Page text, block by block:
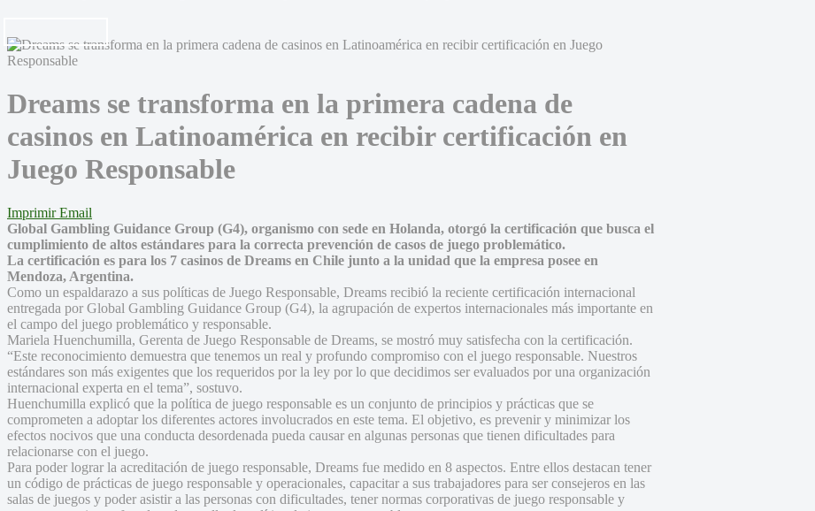
Dreams se transforma en la primera cadena de
casinos en Latinoamérica en recibir certificación en
Juego Responsable
Imprimir Email
Global Gambling Guidance Group (G4), organismo con sede en Holanda, otorgó la certificación que busca el
cumplimiento de altos estándares para la correcta prevención de casos de juego problemático.
La certificación es para los 7 casinos de Dreams en Chile junto a la unidad que la empresa posee en
Mendoza, Argentina.
Como un espaldarazo a sus políticas de Juego Responsable, Dreams recibió la reciente certificación internacional
entregada por Global Gambling Guidance Group (G4), la agrupación de expertos internacionales más importante en
el campo del juego problemático y responsable.
Mariela Huenchumilla, Gerenta de Juego Responsable de Dreams, se mostró muy satisfecha con la certificación.
“Este reconocimiento demuestra que tenemos un real y profundo compromiso con el juego responsable. Nuestros
estándares son más exigentes que los requeridos por la ley por lo que decidimos ser evaluados por una organización
internacional experta en el tema”, sostuvo.
Huenchumilla explicó que la política de juego responsable es un conjunto de principios y prácticas que se
comprometen a adoptar los diferentes actores involucrados en este tema. El objetivo, es prevenir y minimizar los
efectos nocivos que una conducta desordenada pueda causar en algunas personas que tienen dificultades para
relacionarse con el juego.
Para poder lograr la acreditación de juego responsable, Dreams fue medido en 8 aspectos. Entre ellos destacan tener
un código de prácticas de juego responsable y operacionales, capacitar a sus trabajadores para ser consejeros en las
salas de juegos y poder asistir a las personas con dificultades, tener normas corporativas de juego responsable y